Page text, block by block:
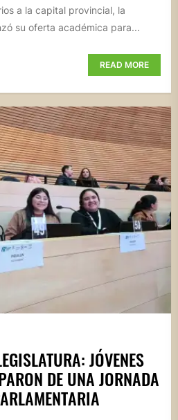
a la capital provincial, la
su oferta académica para...
READ MORE
JÓVENES
DE UNA JORNADA